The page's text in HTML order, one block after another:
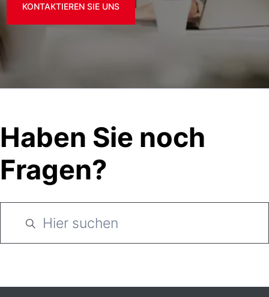
KONTAKTIEREN SIE UNS
Haben Sie noch
Fragen?